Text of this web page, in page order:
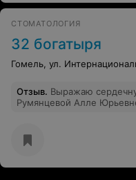
СТОМАТОЛОГИЯ
32 богатыря
Гомель, ул.
Отзыв. Выражаю
Румянцевой Алле
благодарность зубному
Григорьевне за
коллективу крепкого